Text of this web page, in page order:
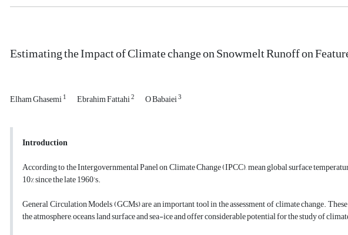
Estimating the Impact of Climate change on Snowmelt Runoff on
Elham Ghasemi1 Ebrahim Fattahi2 O Babaiei3
Introduction
According to the Intergovernmental Panel on Climate Change (IPCC), mean global surface
10% since the late 1960’s.
General Circulation Models (GCMs) are an important tool in the assessment of climate change.
the atmosphere, oceans, land surface and sea-ice and offer considerable potential for the study of